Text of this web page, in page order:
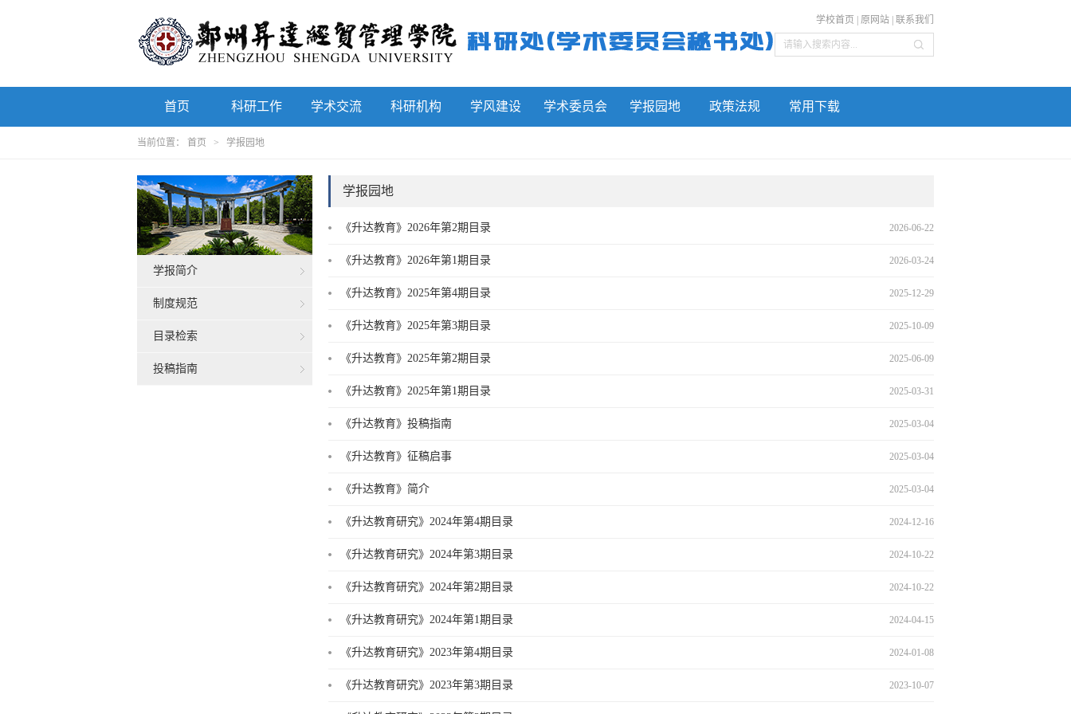
学校首页 原网站 联系我们
首页 科研工作 学术交流 科研机构 学风建设 学术委员会 学报园地 政策法规 常用下载
当前位置： 首页 > 学报园地
学报简介
制度规范
目录检索
投稿指南
学报园地
《升达教育》2026年第2期目录 2026-06-22
《升达教育》2026年第1期目录 2026-03-24
《升达教育》2025年第4期目录 2025-12-29
《升达教育》2025年第3期目录 2025-10-09
《升达教育》2025年第2期目录 2025-06-09
《升达教育》2025年第1期目录 2025-03-31
《升达教育》投稿指南 2025-03-04
《升达教育》征稿启事 2025-03-04
《升达教育》简介 2025-03-04
《升达教育研究》2024年第4期目录 2024-12-16
《升达教育研究》2024年第3期目录 2024-10-22
《升达教育研究》2024年第2期目录 2024-10-22
《升达教育研究》2024年第1期目录 2024-04-15
《升达教育研究》2023年第4期目录 2024-01-08
《升达教育研究》2023年第3期目录 2023-10-07